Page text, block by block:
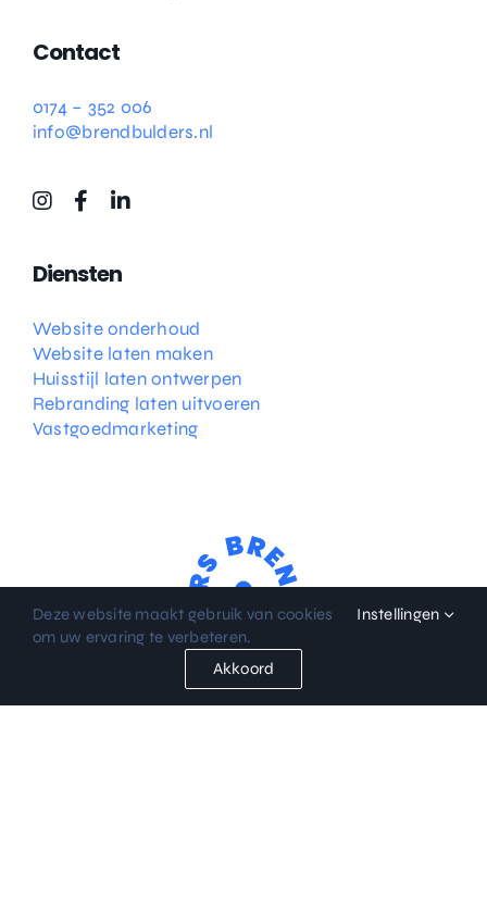
Contact
0174 – 352 006
info@brendbulders.nl
Diensten
Website onderhoud
Website laten maken
Huisstijl laten ontwerpen
Rebranding laten uitvoeren
Vastgoedmarketing
Deze website maakt gebruik van cookies
om uw ervaring te verbeteren.
Instellingen
Akkoord